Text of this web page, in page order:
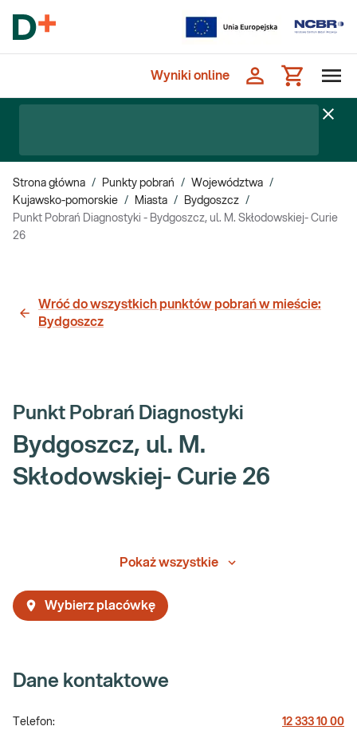
Wyniki online
Strona główna / Punkty pobrań / Województwa /
Kujawsko-pomorskie / Miasta / Bydgoszcz /
Punkt Pobrań Diagnostyki - Bydgoszcz, ul. M. Skłodowskiej- Curie
26
Wróć do wszystkich punktów pobrań w mieście:
Bydgoszcz
Punkt Pobrań Diagnostyki
Bydgoszcz, ul. M.
Skłodowskiej- Curie 26
Pokaż wszystkie
Wybierz placówkę
Dane kontaktowe
Telefon: 12 333 10 00